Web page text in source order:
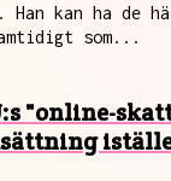
Han kan ha
som...
"online-